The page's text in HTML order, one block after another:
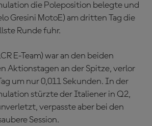
die Poleposition belegte und
Gresini MotoE) am dritten Tag die
Runde fuhr.
E-Team) war an den beiden
Aktionstagen an der Spitze, verlor
um nur 0,011 Sekunden. In der
stürzte der Italiener in Q2,
verpasste aber bei den
Session.